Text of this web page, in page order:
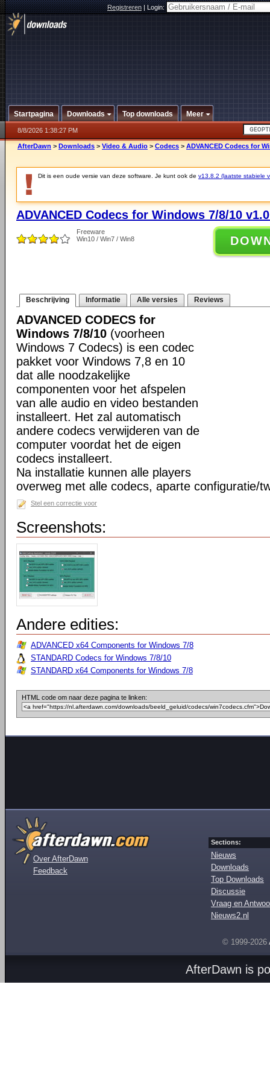
Registreren|Login:
Startpagina Downloads Top downloads Meer
8/8/2026 1:38:27 PM
AfterDawn > Downloads > Video & Audio > Codecs > ADVANCED Codecs for
Dit is een oude versie van deze software. Je kunt ook de v13.8.2 (laatste stabiele
ADVANCED Codecs for Windows 7/8/10
Freeware
Win10 / Win7 / Win8
Beschrijving Informatie Alle versies Reviews
ADVANCED CODECS for
Windows 7/8/10 (voorheen
Windows 7 Codecs) is een codec
pakket voor Windows 7,8 en 10
dat alle noodzakelijke
componenten voor het afspelen
van alle audio en video bestanden
installeert. Het zal automatisch
andere codecs verwijderen van de
computer voordat het de eigen
codecs installeert.
Na installatie kunnen alle players
overweg met alle codecs, aparte configuratie/
Stel een correctie voor
Screenshots:
Andere edities:
ADVANCED x64 Components for Windows 7/8
STANDARD Codecs for Windows 7/8/10
STANDARD x64 Components for Windows 7/8
HTML code om naar deze pagina te linken:
Over AfterDawn
Feedback
Sections:
Nieuws
Downloads
Top Downloads
Discussie
Vraag en
Nieuws2.nl
© 1999-2026
AfterDawn is